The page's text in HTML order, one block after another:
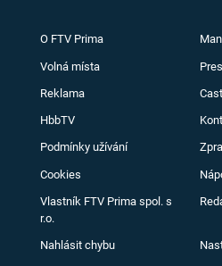
O FTV Prima
Volná místa
Reklama
HbbTV
Podmínky užívání
Cookies
Vlastník FTV Prima spol. s
r.o.
Nahlásit chybu